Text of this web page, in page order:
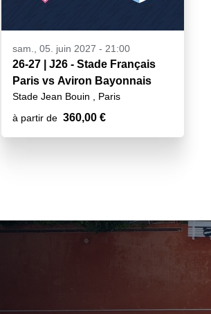
sam., 05. juin 2027 - 21:00
26-27 | J26 - Stade Français
Paris vs Aviron Bayonnais
Stade Jean Bouin , Paris
à partir de 360,00 €